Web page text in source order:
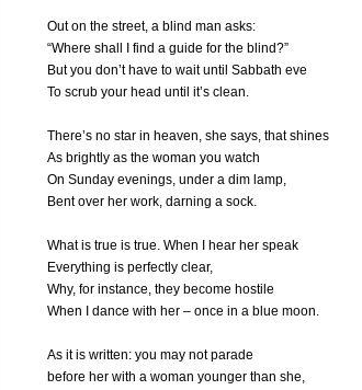
Out on the street, a blind man asks:
“Where shall I find a guide for the blind?”
But you don’t have to wait until Sabbath eve
To scrub your head until it’s clean.
There’s no star in heaven, she says, that shines
As brightly as the woman you watch
On Sunday evenings, under a dim lamp,
Bent over her work, darning a sock.
What is true is true. When I hear her speak
Everything is perfectly clear,
Why, for instance, they become hostile
When I dance with her – once in a blue moon.
As it is written: you may not parade
before her with a woman younger than she,